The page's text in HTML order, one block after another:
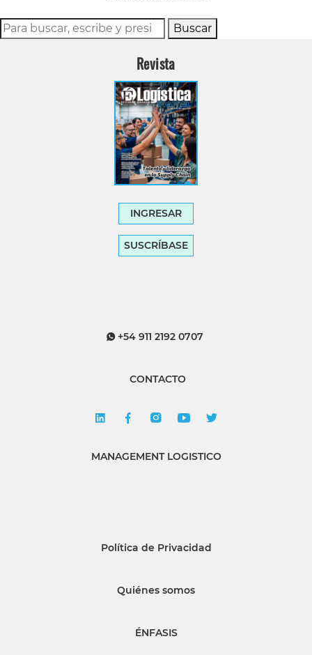
Buscar
Revista
INGRESAR
SUSCRÍBASE
+54 911 2192 0707
CONTACTO
MANAGEMENT LOGISTICO
Política de Privacidad
Quiénes somos
ÉNFASIS